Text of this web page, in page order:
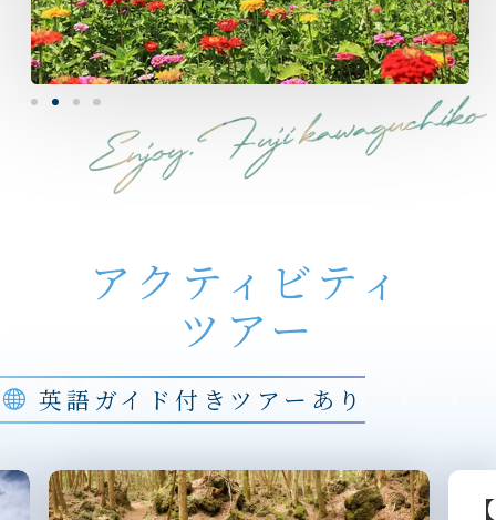
アクティビティ
ツアー
英語ガイド付きツアーあり